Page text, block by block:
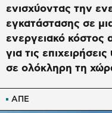
ΑΠΕ
ενισχύοντας την
εγκατάστασης σε
ενεργειακό κόστος
για τις
σε ολόκληρη τη